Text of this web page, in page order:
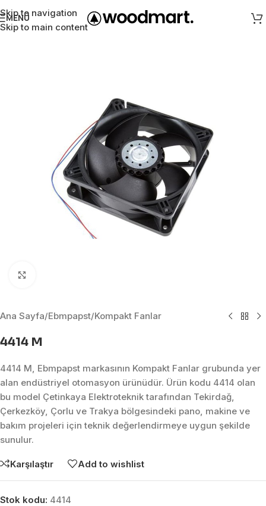
Skip to navigation
Skip to main content
MENÜ
Ana Sayfa/Ebmpapst/Kompakt Fanlar
4414 M
4414 M, Ebmpapst markasının Kompakt Fanlar grubunda yer
alan endüstriyel otomasyon ürünüdür. Ürün kodu 4414 olan
bu model Çetinkaya Elektroteknik tarafından Tekirdağ,
Çerkezköy, Çorlu ve Trakya bölgesindeki pano, makine ve
bakım projeleri için teknik değerlendirmeye uygun şekilde
sunulur.
Karşılaştır Add to wishlist
Stok kodu: 4414